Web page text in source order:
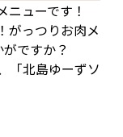
ューです！
がっつりお肉メ
ですか？
「北島ゆーずソ